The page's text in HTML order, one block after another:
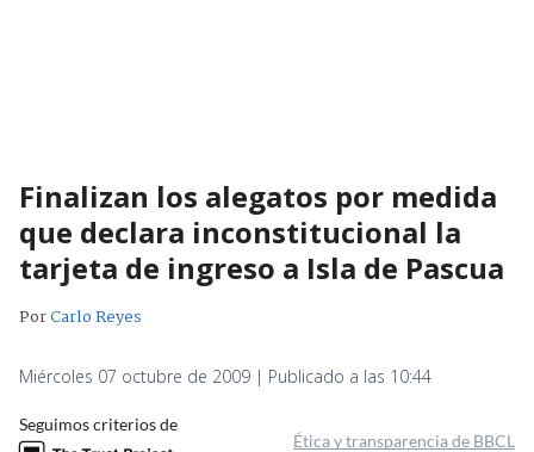
Finalizan los alegatos por medida
que declara inconstitucional la
tarjeta de ingreso a Isla de Pascua
PorCarlo Reyes
Miércoles 07 octubre de 2009 | Publicado a las 10:44
Seguimos criterios de
Ética y transparencia de BBCL